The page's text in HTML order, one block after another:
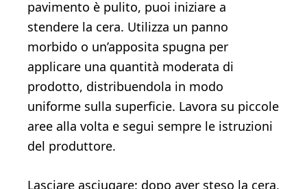
pavimento è pulito, puoi iniziare a
stendere la cera. Utilizza un panno
morbido o un’apposita spugna per
applicare una quantità moderata di
prodotto, distribuendola in modo
uniforme sulla superficie. Lavora su piccole
aree alla volta e segui sempre le istruzioni
del produttore.
Lasciare asciugare: dopo aver steso la cera,